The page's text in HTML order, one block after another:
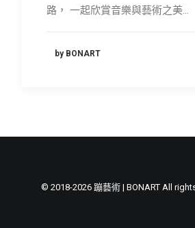
路， 一起欣賞音樂與藝術之美…
by BONART
© 2018-2026 蹦藝術 | BONART All